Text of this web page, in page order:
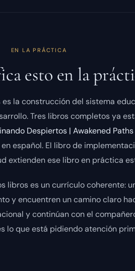
EN LA PRÁCTICA
esto en la
es la construcción del sistema
Tres libros completos ya
Despiertos | Awakened Paths
español. El libro de
extienden ese libro en práctica
libros es un currículo coherente:
y encuentren un camino claro
y continúan con el
lo que está pidiendo atención